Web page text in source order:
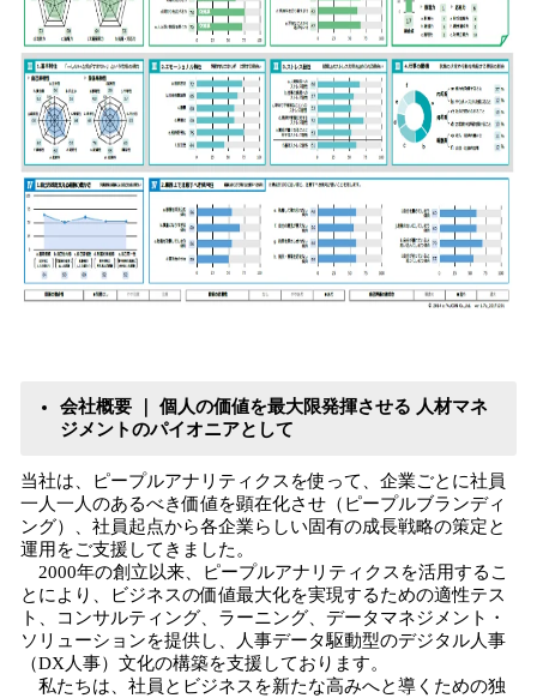
会社概要 ｜ 個人の価値を最大限発揮させる 人材マネ
ジメントのパイオニアとして
当社は、ピープルアナリティクスを使って、企業ごとに社員
一人一人のあるべき価値を顕在化させ（ピープルブランディ
ング）、社員起点から各企業らしい固有の成長戦略の策定と
運用をご支援してきました。
2000年の創立以来、ピープルアナリティクスを活用するこ
とにより、ビジネスの価値最大化を実現するための適性テス
ト、コンサルティング、ラーニング、データマネジメント・
ソリューションを提供し、人事データ駆動型のデジタル人事
（DX人事）文化の構築を支援しております。
私たちは、社員とビジネスを新たな高みへと導くための独